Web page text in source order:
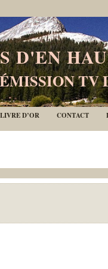
D'EN
TV
LIVRE D’OR CONTACT